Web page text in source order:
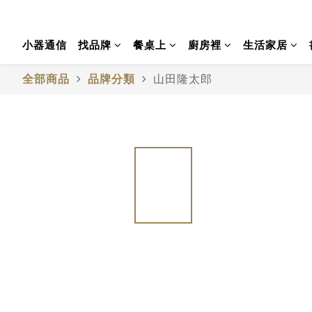
小器通信 找品牌 餐桌上 廚房裡 生活家居
全部商品 品牌分類 山田隆太郎